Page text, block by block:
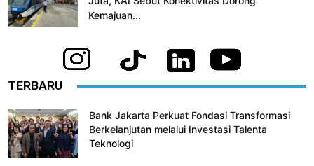
Kemajuan...
TERBARU
Bank Jakarta Perkuat Fondasi Transformasi
Berkelanjutan melalui Investasi Talenta
Teknologi